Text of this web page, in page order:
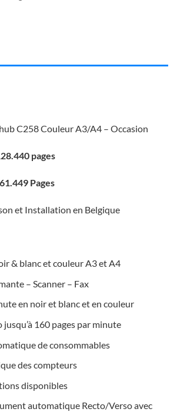
C258 Couleur A3/A4 – Occasion
pages
Pages
et Installation en Belgique
& blanc et couleur A3 et A4
– Scanner – Fax
en noir et blanc et en couleur
160 pages par minute
de consommables
des compteurs
disponibles
automatique Recto/Verso avec